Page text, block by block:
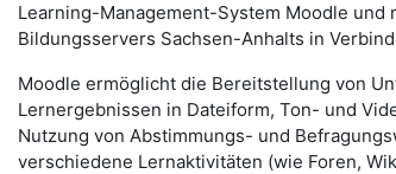
Learning-Management-System Moodle
Bildungsservers Sachsen-Anhalts in
Moodle ermöglicht die Bereitstellung von
Lernergebnissen in Dateiform, Ton- und
Nutzung von Abstimmungs- und
verschiedene Lernaktivitäten (wie Foren,